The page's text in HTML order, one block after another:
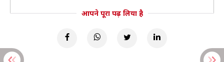
आपने पूरा पढ़ लिया है